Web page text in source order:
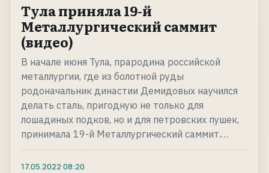
Тула приняла 19-й
Металлургический саммит
(видео)
В начале июня Тула, прародина российской
металлургии, где из болотной руды
родоначальник династии Демидовых научился
делать сталь, пригодную не только для
лошадиных подков, но и для петровских пушек,
принимала 19-й Металлургический саммит.…
17.05.2022 08:20